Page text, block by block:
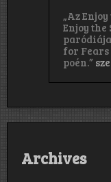
„Az
Enjoy
for Fears
poén.”
Archives